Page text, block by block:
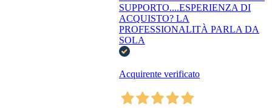
SUPPORTO....ESPERIENZA DI
ACQUISTO? LA
PROFESSIONALITÀ PARLA DA
SOLA
Acquirente verificato